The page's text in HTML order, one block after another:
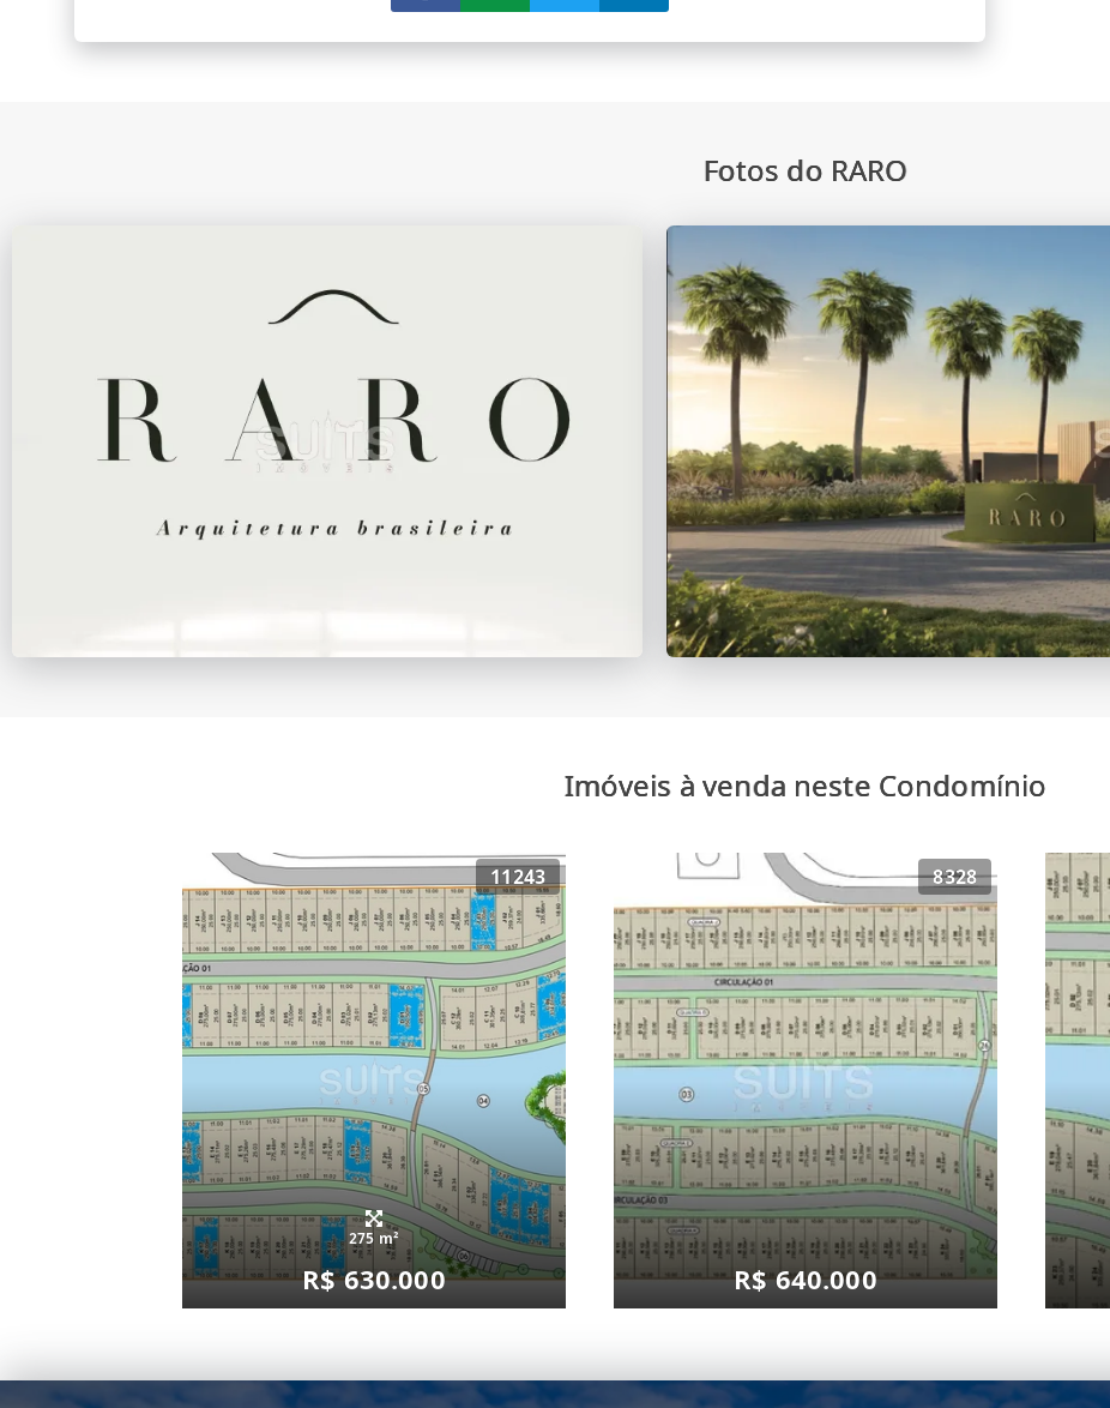
Fotos do RARO
Imóveis à venda neste Condomínio
11243
275 m²
R$ 630.000
8328
R$ 640.000